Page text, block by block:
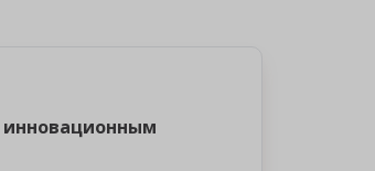
инновационным